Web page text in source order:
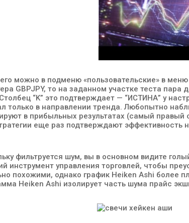
можно в подменю «пользовательские» в
GBPJPY, то на заданном участке теста
“K” это подтверждает — “ИСТИНА” у
только в направлении тренда. Любопытно
в прибыльных результатах (самый
еще раз подтверждают эффективность
фильтруется шум, вы в основном видите
инструмент управления торговлей, чтобы
похожими, однако график Heiken Ashi более
Heiken Ashi изолирует часть шума прайс